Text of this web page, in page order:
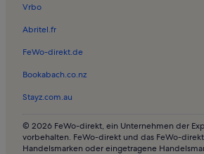
Hauptbahnhof Kopenhagen)
Haustierfreundliche Ferienunterkünfte nahe
Häuser in Skodsborg Strand -
Pensionen in Royal Arena
Vrbo
Abritel.fr
FeWo-direkt.de
Bookabach.co.nz
Stayz.com.au
© 2026 FeWo-direkt, ein Unternehmen der
vorbehalten. FeWo-direkt und das FeWo-
Handelsmarken oder eingetragene